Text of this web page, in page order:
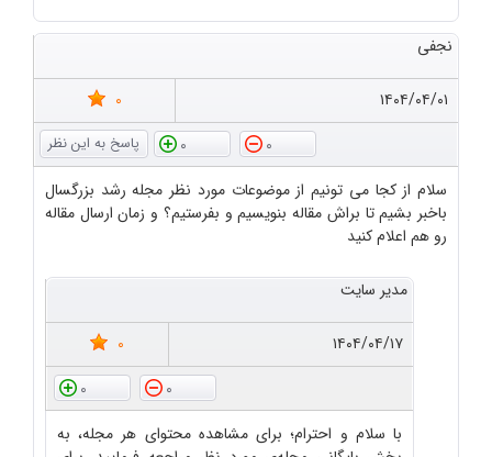
نجفی
۱۴۰۴/۰۴/۰۱
0
0
0
سلام از کجا می تونیم از موضوعات مورد نظر مجله رشد بزرگسال
باخبر بشیم تا براش مقاله بنویسیم و بفرستیم؟ و زمان ارسال مقاله
رو هم اعلام کنید
مدیر سایت
۱۴۰۴/۰۴/۱۷
0
0
0
با سلام و احترام؛ برای مشاهده محتوای هر مجله، به